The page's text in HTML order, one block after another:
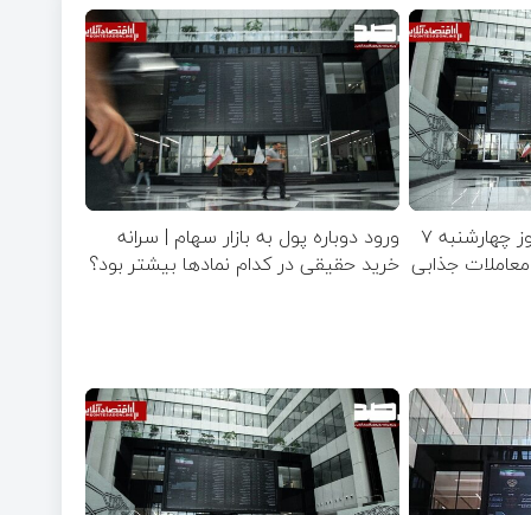
پیش‌بینی بازار سهام امروز چهارشنبه ۷
معاملات جذابی
ورود دوباره پول به بازار سهام | سرانه
خرید حقیقی در کدام نماد‌ها بیشتر بود؟